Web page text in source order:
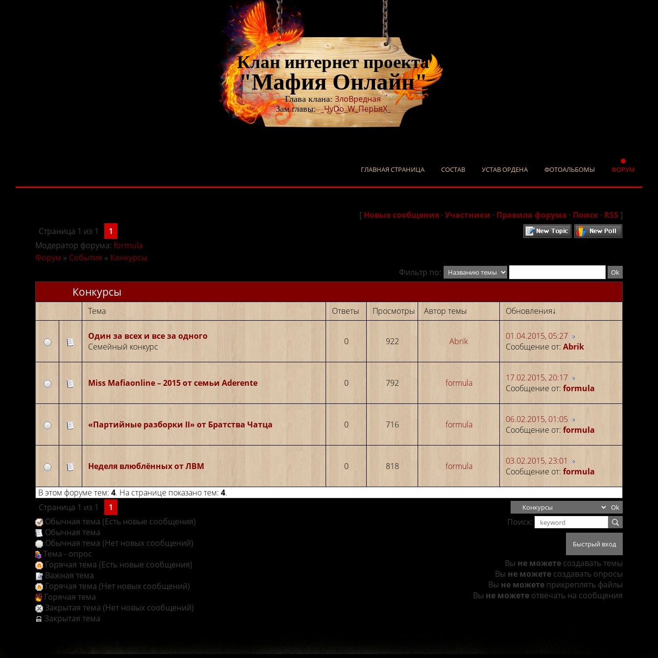
Клан интернет проекта
"Мафия Онлайн"
Глава клана: ЗлоВредная
Зам.главы: _ЧуDo_W_ПерЬяХ_
ГЛАВНАЯ СТРАНИЦА СОСТАВ УСТАВ ОРДЕНА ФОТОАЛЬБОМЫ ФОРУМ
[ Новые сообщения · Участники · Правила форума · Поиск · RSS ]
Страница 1 из 1
1
Модератор форума: formula
Форум » События » Конкурсы
Фильтр по:
Конкурсы
Тема Ответы Просмотры Автор темы Обновления↓
Один за всех и все за одного
Семейный конкурс
0 922 Abrik
01.04.2015, 05:27
Сообщение от: Abrik
Miss Mafiaonline – 2015 от семьи Aderente 0 792 formula
17.02.2015, 20:17
Сообщение от: formula
«Партийные разборки II» от Братства Чатца 0 716 formula
06.02.2015, 01:05
Сообщение от: formula
Неделя влюблённых от ЛВМ 0 818 formula
03.02.2015, 23:01
Сообщение от: formula
В этом форуме тем: 4. На странице показано тем: 4.
Страница 1 из 1
1
Обычная тема (Есть новые сообщения)
Обычная тема
Обычная тема (Нет новых сообщений)
Тема - опрос
Горячая тема (Есть новые сообщения)
Важная тема
Горячая тема (Нет новых сообщений)
Горячая тема
Закрытая тема (Нет новых сообщений)
Закрытая тема
Поиск:
Вы не можете создавать темы
Вы не можете создавать опросы
Вы не можете прикреплять файлы
Вы не можете отвечать на сообщения